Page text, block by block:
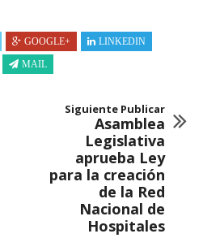
GOOGLE+
LINKEDIN
MAIL
Siguiente Publicar
Asamblea
Legislativa
aprueba Ley
para la creación
de la Red
Nacional de
Hospitales